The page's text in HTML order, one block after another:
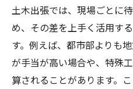
土木出張では、現場ごとに
め、その差を上手く活用す
す。例えば、都市部よりも
が手当が高い場合や、特殊
算されることがあります。